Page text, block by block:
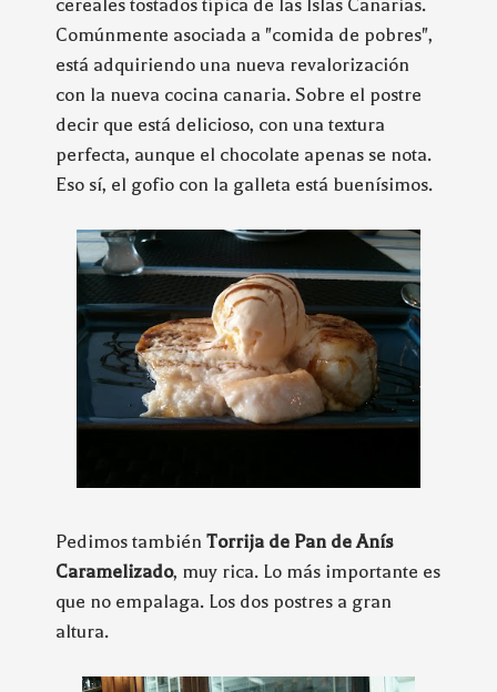
cereales tostados típica de las Islas Canarias.
Comúnmente asociada a "comida de pobres",
está adquiriendo una nueva revalorización
con la nueva cocina canaria. Sobre el postre
decir que está delicioso, con una textura
perfecta, aunque el chocolate apenas se nota.
Eso sí, el gofio con la galleta está buenísimos.
Pedimos también Torrija de Pan de Anís
Caramelizado, muy rica. Lo más importante es
que no empalaga. Los dos postres a gran
altura.